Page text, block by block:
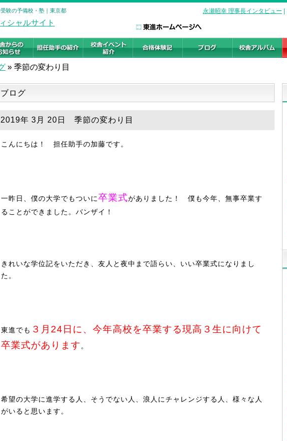
験の予備校・塾｜東京都 永瀬昭幸 理事長インタビュー
» 季節の変わり目
ブログ
2019年 3月 20日 季節の変わり目
こんにちは！ 担任助手の加藤です。
一昨日、僕の大学でもついに卒業式がありました！ 僕も今年、無事卒業す
ることができました。バンザイ！
きれいな学位記をいただき、友人と夜中まで語らい、いい卒業式になりまし
た。
東進でも ３月24日に、今年高校を卒業する現高３生に向けて
卒業式があります 。
希望の大学に進学する人、そうでない人、浪人にチャレンジする人、様々な人
がいると思います。